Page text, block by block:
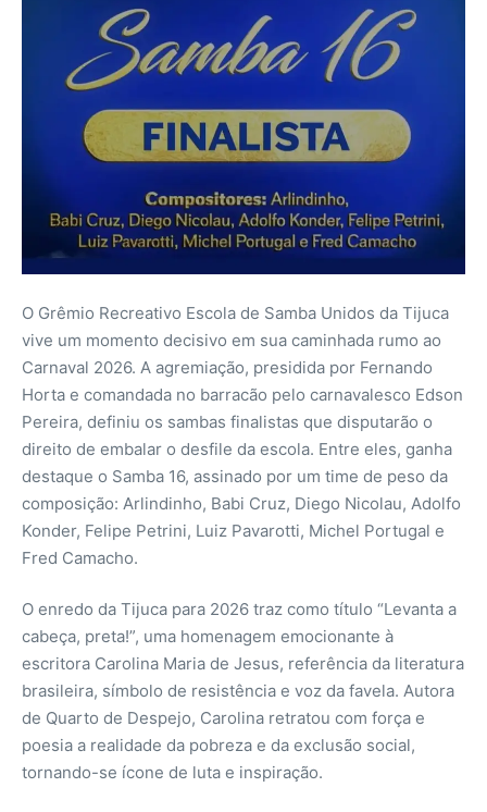
O Grêmio Recreativo Escola de Samba Unidos da Tijuca
vive um momento decisivo em sua caminhada rumo ao
Carnaval 2026. A agremiação, presidida por Fernando
Horta e comandada no barracão pelo carnavalesco Edson
Pereira, definiu os sambas finalistas que disputarão o
direito de embalar o desfile da escola. Entre eles, ganha
destaque o Samba 16, assinado por um time de peso da
composição: Arlindinho, Babi Cruz, Diego Nicolau, Adolfo
Konder, Felipe Petrini, Luiz Pavarotti, Michel Portugal e
Fred Camacho.
O enredo da Tijuca para 2026 traz como título “Levanta a
cabeça, preta!”, uma homenagem emocionante à
escritora Carolina Maria de Jesus, referência da literatura
brasileira, símbolo de resistência e voz da favela. Autora
de Quarto de Despejo, Carolina retratou com força e
poesia a realidade da pobreza e da exclusão social,
tornando-se ícone de luta e inspiração.